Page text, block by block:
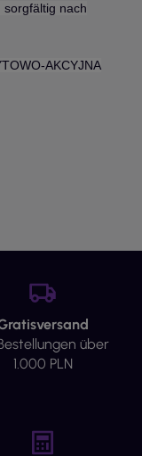
sorgfältig nach
AKCYJNA
über
1.000 PLN